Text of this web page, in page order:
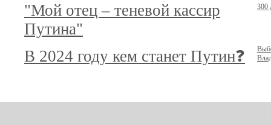
"Мой отец – теневой кассир
Путина"
300
В 2024 году кем станет Путин❓